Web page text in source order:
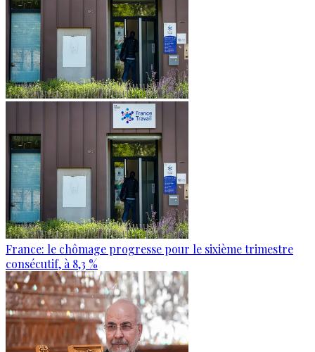
France: le chômage progresse pour le sixième trimestre
consécutif, à 8,3 %